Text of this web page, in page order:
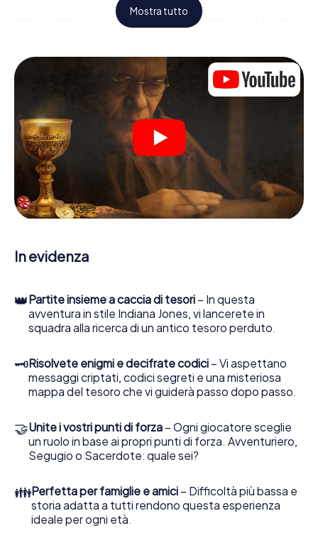
All'inizio della sua caccia al tesoro a Landsberg am Lech, si
squadra è un tracker nato? Chi è un vero avventuriero? E
chi ha quello che serve per essere un code breaker? Nella
nostra caccia al tesoro a Landsberg am Lech c'è un ruolo
adatto per ogni giocatore.
Una volta assegnati i ruoli, può iniziare la caccia al tesoro
del thriller poliziesco a Landsberg am Lech: puoi decifrare
codici crittografati, risolvere complicati compiti logici e
cercare indizi, indizi in vari luoghi della città. Il suo
smartphone è il suo strumento di indagine più importante:
la nostra app web sviluppata appositamente le consente
di interrogare le persone di contatto ed esaminare
guida in sicurezza per Landsberg am Lech.
nell'emozionante storia, presto scoprirete che il prezioso
tesoro è a pochi passi di distanza.
Mostra tutto
In evidenza
👑Partite insieme a caccia di tesori – In questa
avventura in stile Indiana Jones, vi lancerete in
squadra alla ricerca di un antico tesoro perduto.
🗝Risolvete enigmi e decifrate codici – Vi aspettano
messaggi criptati, codici segreti e una misteriosa
mappa del tesoro che vi guiderà passo dopo passo.
🤝Unite i vostri punti di forza – Ogni giocatore sceglie
un ruolo in base ai propri punti di forza. Avventuriero,
Segugio o Sacerdote: quale sei?
👪Perfetta per famiglie e amici – Difficoltà più bassa e
storia adatta a tutti rendono questa esperienza
ideale per ogni età.